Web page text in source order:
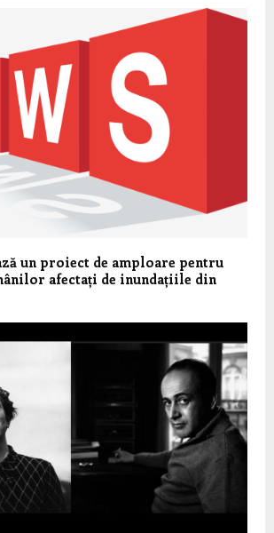
un proiect de amploare pentru
afectați de inundațiile din